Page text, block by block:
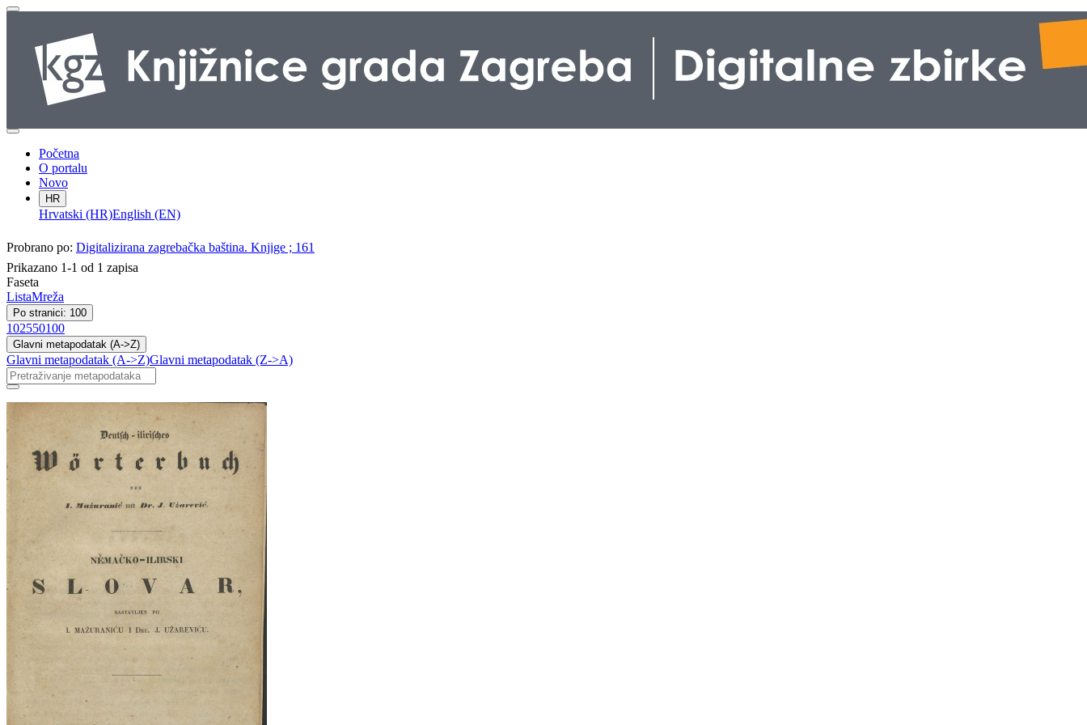
Početna
O portalu
Novo
HR
Hrvatski (HR)English (EN)
Probrano po: Digitalizirana zagrebačka baština. Knjige ; 161
Prikazano 1-1 od 1 zapisa
Faseta
ListaMreža
Po stranici: 100
102550100
Glavni metapodatak (A->Z)
Glavni metapodatak (A->Z)Glavni metapodatak (Z->A)